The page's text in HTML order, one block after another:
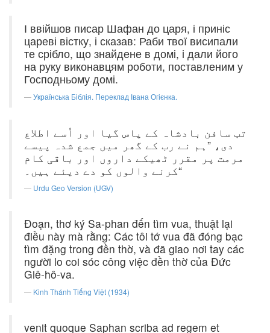
І ввійшов писар Шафан до царя, і приніс
цареві вістку, і сказав: Раби твої висипали
те срібло, що знайдене в домі, і дали його
на руку виконавцям роботи, поставленим у
Господньому домі.
Українська Біблія. Переклад Івана Огієнка.
تب سافن بادشاہ کے پاس گیا اور اُسے اطلاع
دی، ”ہم نے رب کے گھر میں جمع شدہ پیسے
مرمت پر مقرر ٹھیکے داروں اور باقی کام
کرنے والوں کو دے دیئے ہیں۔“
Urdu Geo Version (UGV)
Ðoạn, thơ ký Sa-phan đến tìm vua, thuật lại
điều này mà rằng: Các tôi tớ vua đã đóng bạc
tìm đặng trong đền thờ, và đã giao nơi tay các
người lo coi sóc công việc đền thờ của Ðức
Giê-hô-va.
Kinh Thánh Tiếng Việt (1934)
venit quoque Saphan scriba ad regem et